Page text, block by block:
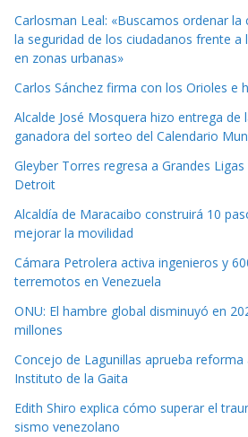
Carlosman Leal: «Buscamos ordenar la
la seguridad de los ciudadanos frente a
en zonas urbanas»
Carlos Sánchez firma con los Orioles e
Alcalde José Mosquera hizo entrega de
ganadora del sorteo del Calendario
Gleyber Torres regresa a Grandes
Detroit
Alcaldía de Maracaibo construirá 10
mejorar la movilidad
Cámara Petrolera activa ingenieros y
terremotos en Venezuela
ONU: El hambre global disminuyó en
millones
Concejo de Lagunillas aprueba reforma
Instituto de la Gaita
Edith Shiro explica cómo superar el
sismo venezolano